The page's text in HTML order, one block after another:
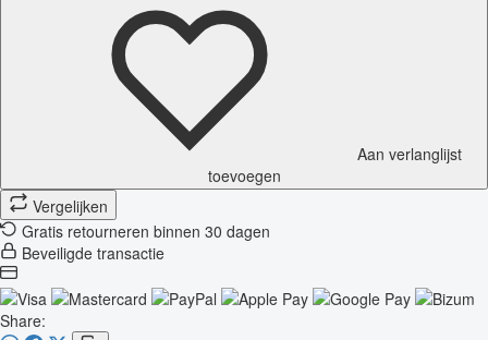
Aan verlanglijst
toevoegen
Vergelijken
Gratis retourneren binnen 30 dagen
Beveiligde transactie
Share: